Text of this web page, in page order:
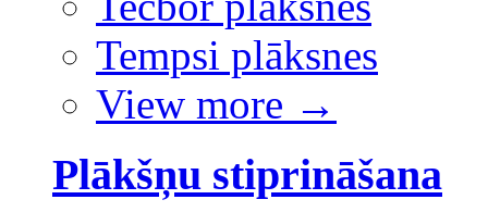
Tempsi plāksnes
View more →
Plākšņu stiprināšana